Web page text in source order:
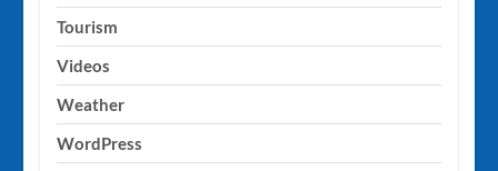
Tourism
Videos
Weather
WordPress